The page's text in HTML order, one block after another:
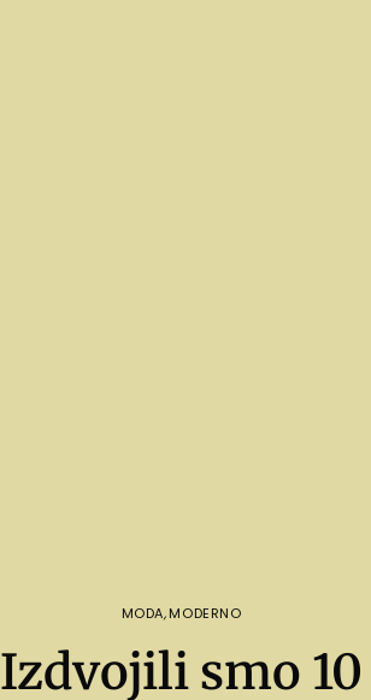
MODA,MODERNO
Izdvojili smo 10